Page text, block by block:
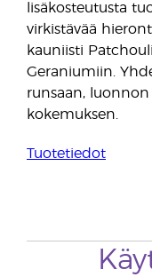
lisäkosteutusta
virkistävää
kauniisti
Geraniumiin.
runsaan,
kokemuksen.
Tuotetiedot